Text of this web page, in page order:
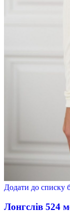
Додати до списку
Лонгслів 524